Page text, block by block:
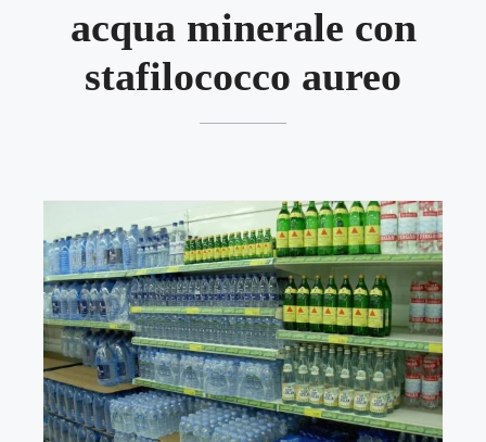
acqua minerale con
stafilococco aureo